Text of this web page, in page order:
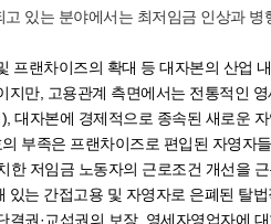
있는 분야에서는 최저임금 인상과 병
프랜차이즈의 확대 등 대자본의 산업
만, 고용관계 측면에서는 전통적인
대자본에 경제적으로 종속된 새로운
부족은 프랜차이즈로 편입된 자영자
저임금 노동자의 근로조건 개선을
는 간접고용 및 자영자로 은폐된 탈
권·교섭권의 보장, 영세자영업자에